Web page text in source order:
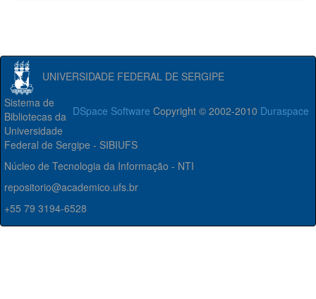
UNIVERSIDADE FEDERAL DE SERGIPE
DSpace Software Copyright © 2002-2010 Duraspace
Sistema de
Bibliotecas da
Universidade
Federal de Sergipe - SIBIUFS
Núcleo de Tecnologia da Informação - NTI
repositorio@academico.ufs.br
+55 79 3194-6528